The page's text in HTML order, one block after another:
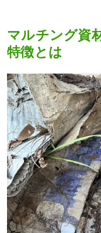
マルチング資
特徴とは